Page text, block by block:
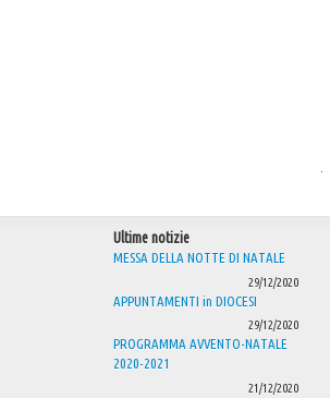
Ultime notizie
MESSA DELLA NOTTE DI NATALE
29/12/2020
APPUNTAMENTI in DIOCESI
29/12/2020
PROGRAMMA AVVENTO-NATALE
2020-2021
21/12/2020